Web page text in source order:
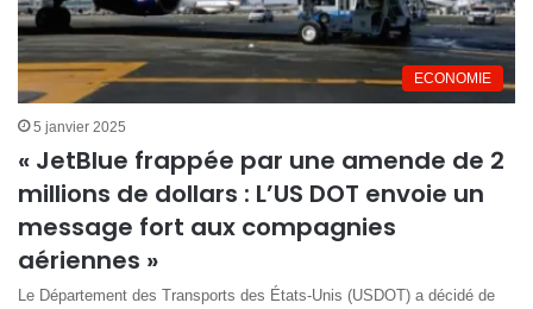
ECONOMIE
5 janvier 2025
« JetBlue frappée par une amende de 2
millions de dollars : L’US DOT envoie un
message fort aux compagnies
aériennes »
Le Département des Transports des États-Unis (USDOT) a décidé de